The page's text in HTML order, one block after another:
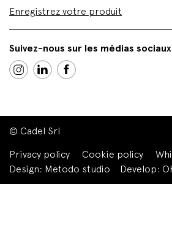
Enregistrez votre produit
Suivez-nous sur les médias sociaux
© Cadel Srl
Privacy policy
Cookie policy
Design: Metodo studio Develop: